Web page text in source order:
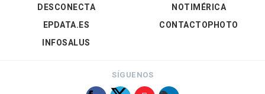
DESCONECTA
EPDATA.ES
INFOSALUS
NOTIMÉRICA
CONTACTOPHOTO
SÍGUENOS